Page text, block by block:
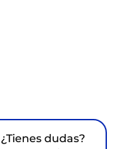
¿Tienes dudas?